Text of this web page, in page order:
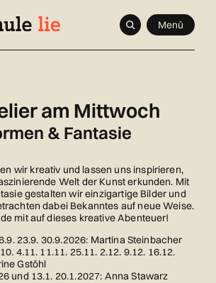
Menü
am Mittwoch
& Fantasie
wir kreativ und lassen uns inspirieren,
Welt der Kunst erkunden. Mit
gestalten wir einzigartige Bilder und
dabei Bekanntes auf neue Weise.
mit auf dieses kreative Abenteuer!
23.9. 30.9.2026: Martina Steinbacher
4.11. 11.11. 25.11. 2.12. 9.12. 16.12.
Gstöhl
und 13.1. 20.1.2027: Anna Stawarz